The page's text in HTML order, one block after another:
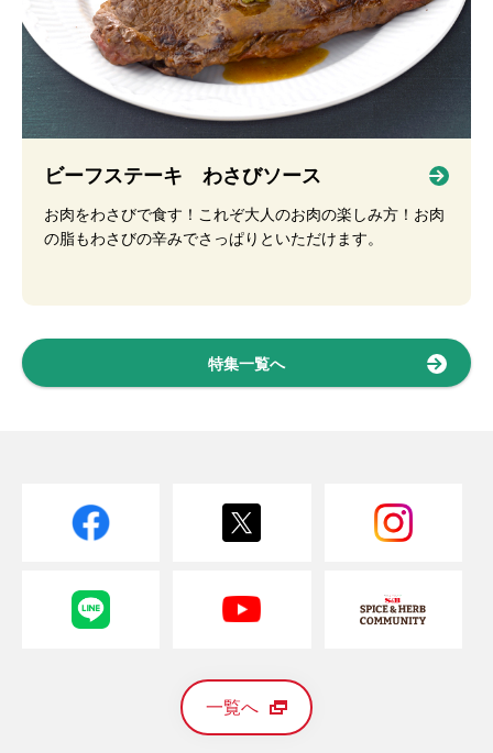
ビーフステーキ わさびソース
お肉をわさびで食す！これぞ大人のお肉の楽しみ方！お肉
の脂もわさびの辛みでさっぱりといただけます。
特集一覧へ
一覧へ